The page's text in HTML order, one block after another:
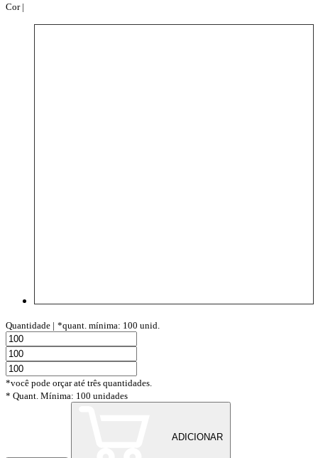
Cor |
Quantidade | *quant. mínima: 100 unid.
*você pode orçar até três quantidades.
* Quant. Mínima: 100 unidades
ADICIONAR